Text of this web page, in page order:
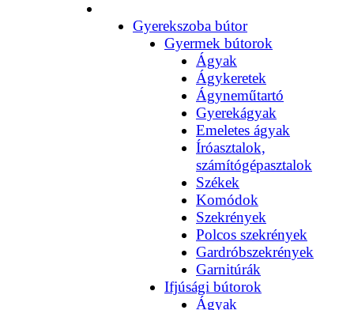
Gyerekszoba bútor
Gyermek bútorok
Ágyak
Ágykeretek
Ágyneműtartó
Gyerekágyak
Emeletes ágyak
Íróasztalok,
számítógépasztalok
Székek
Komódok
Szekrények
Polcos szekrények
Gardróbszekrények
Garnitúrák
Ifjúsági bútorok
Ágyak